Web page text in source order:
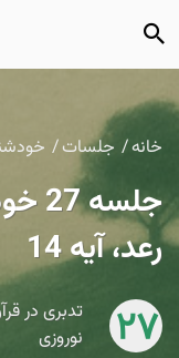
خانه جلسات
رعد، آیه 14
27
نوروزی